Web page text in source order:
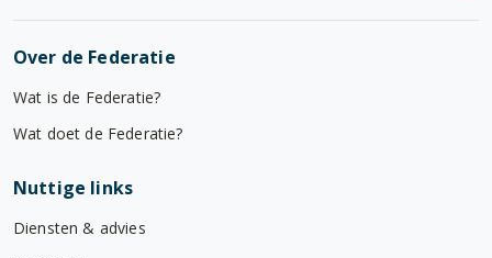
Over de Federatie
Wat is de Federatie?
Wat doet de Federatie?
Nuttige links
Diensten & advies